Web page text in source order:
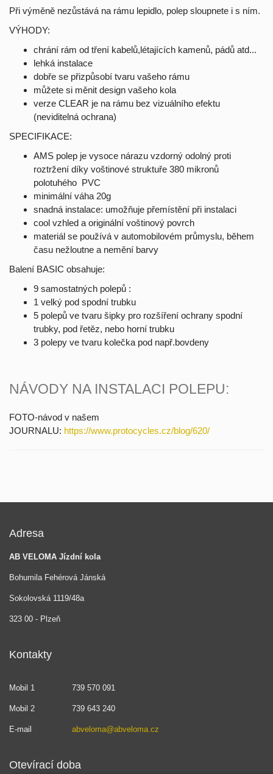
Při výměně nezůstává na rámu lepidlo, polep sloupnete i s ním.
VÝHODY:
chrání rám od tření kabelů,létajících kamenů, pádů atd...
lehká instalace
dobře se přizpůsobí tvaru vašeho rámu
můžete si měnit design vašeho kola
verze CLEAR je na rámu bez vizuálního efektu
(neviditelná ochrana)
SPECIFIKACE:
AMS polep je vysoce nárazu vzdorný odolný proti
roztržení díky voštinové struktuře 380 mikronů
polotuhého PVC
minimální váha 20g
snadná instalace: umožňuje přemístění při instalaci
cool vzhled a originální voštinový povrch
materiál se používá v automobilovém průmyslu, během
času nežloutne a nemění barvy
Balení BASIC obsahuje:
9 samostatných polepů :
1 velký pod spodní trubku
5 polepů ve tvaru šipky pro rozšíření ochrany spodní
trubky, pod řetěz, nebo horní trubku
3 polepy ve tvaru kolečka pod např.bovdeny
NÁVODY NA INSTALACI POLEPU:
FOTO-návod v našem
JOURNALU: https://www.protocycles.cz/blog/620/
Adresa
AB VELOMA Jízdní kola
Bohumila Fehérová Jánská
Sokolovská 1119/48a
323 00 - Plzeň
Kontakty
Mobil 1 739 570 091
Mobil 2 739 643 240
E-mail abveloma@abveloma.cz
Otevírací doba